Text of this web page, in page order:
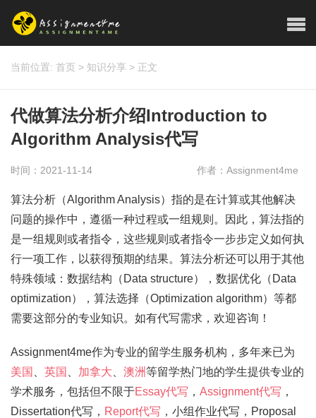
当前位置: 首页 > 知识分享 > 正文
代做算法分析介绍Introduction to
Algorithm Analysis代写
时间：2021-11-14 作者：Assignment4me
算法分析（Algorithm Analysis）指的是在计算或其他解决
问题的操作中，遵循一种过程或一组规则。因此，算法指的
是一组规则或者指令，这些规则或者指令一步步定义如何执
行一项工作，以获得预期的结果。算法分析还可以用于其他
特殊领域：数据结构（Data structure），数据优化（Data
optimization），算法选择（Optimization algorithm）等都
需要这部分的专业知识。如有代写需求，欢迎咨询！
Assignment4me作为专业的留学生服务机构，多年来已为
美国
英国 加拿大 澳洲等留学热门地的学生提供专业的
学术服务，包括但不限于Essay代写 ， Assignment代写 ，
Dissertation代写， Report代写 ，小组作业代写，Proposal